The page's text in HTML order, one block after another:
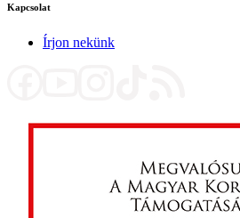
Kapcsolat
Írjon nekünk